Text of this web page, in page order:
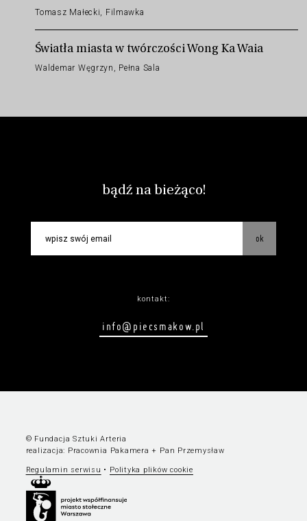
Tomasz Małecki, Filmawka
Światła miasta w twórczości Wong Ka Waia
Waldemar Węgrzyn, Pełna Sala
bądź na bieżąco!
ok
kontakt:
info@piecsmakow.pl
© Fundacja Sztuki Arteria
realizacja: Pracownia Pakamera + Pan Przemysław
Regulamin serwisu • Polityka plików cookie